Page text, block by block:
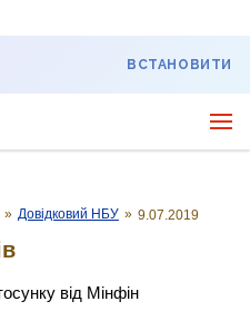
ВСТАНОВИТИ
» Довідковий НБУ » 9.07.2019
від Мінфін